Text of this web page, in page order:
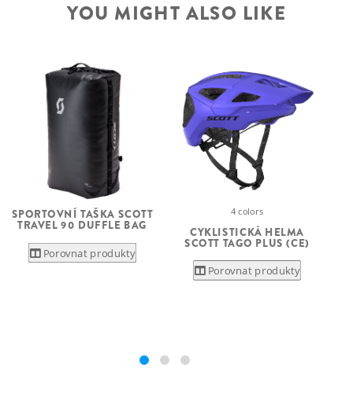
YOU MIGHT ALSO LIKE
SPORTOVNÍ TAŠKA SCOTT
TRAVEL 90 DUFFLE BAG
Porovnat produkty
4 colors
CYKLISTICKÁ HELMA
SCOTT TAGO PLUS (CE)
Porovnat produkty